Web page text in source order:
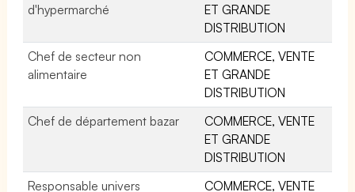
d'hypermarché
ET GRANDE
DISTRIBUTION
Chef de secteur non
alimentaire
COMMERCE, VENTE
ET GRANDE
DISTRIBUTION
Chef de département bazar
COMMERCE, VENTE
ET GRANDE
DISTRIBUTION
Responsable univers
COMMERCE, VENTE